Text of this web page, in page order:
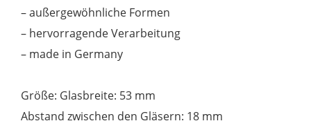
– außergewöhnliche Formen
– hervorragende Verarbeitung
– made in Germany
Größe: Glasbreite: 53 mm
Abstand zwischen den Gläsern: 18 mm